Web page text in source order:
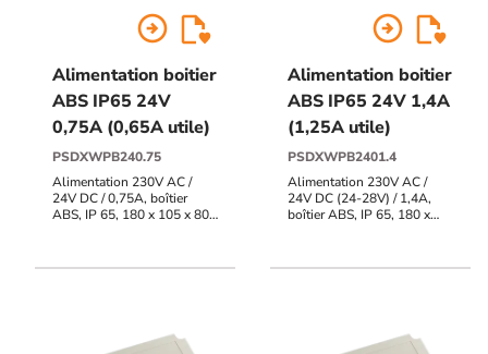
arrow_circle_right
Alimentation boitier
ABS IP65 24V
0,75A (0,65A utile)
PSDXWPB240.75
Alimentation 230V AC /
24V DC / 0,75A, boîtier
ABS, IP 65, 180 x 105 x 80
arrow_circle_right
Alimentation boitier
ABS IP65 24V 1,4A
(1,25A utile)
PSDXWPB2401.4
Alimentation 230V AC /
24V DC (24-28V) / 1,4A,
boîtier ABS, IP 65, 180 x